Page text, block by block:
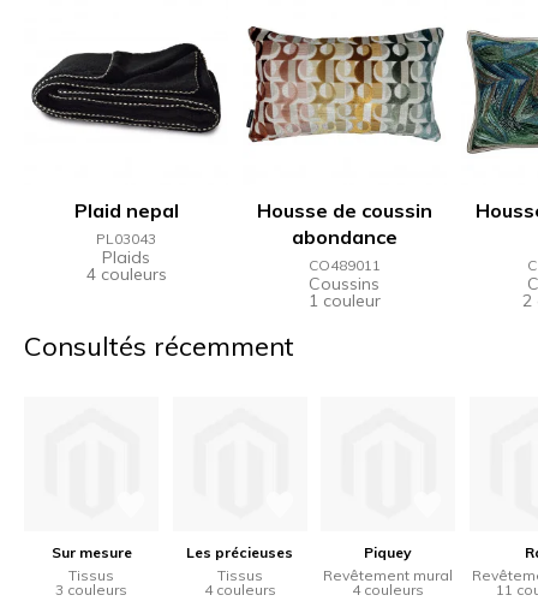
Plaid nepal
PL03043
Plaids
4 couleurs
Housse de coussin
abondance
CO489011
Coussins
1 couleur 2
Consultés récemment
Sur mesure
Tissus
3 couleurs
Les précieuses
Tissus
4 couleurs
Piquey
Revêtement mural
4 couleurs
11